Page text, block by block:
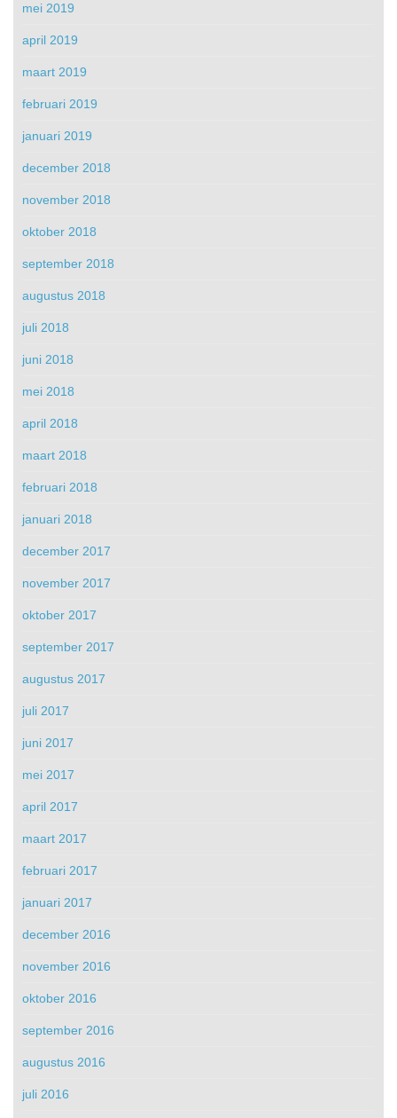
mei 2019
april 2019
maart 2019
februari 2019
januari 2019
december 2018
november 2018
oktober 2018
september 2018
augustus 2018
juli 2018
juni 2018
mei 2018
april 2018
maart 2018
februari 2018
januari 2018
december 2017
november 2017
oktober 2017
september 2017
augustus 2017
juli 2017
juni 2017
mei 2017
april 2017
maart 2017
februari 2017
januari 2017
december 2016
november 2016
oktober 2016
september 2016
augustus 2016
juli 2016